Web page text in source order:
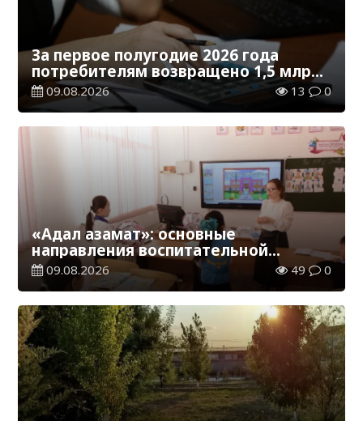
За первое полугодие 2026 года
потребителям возвращено 1,5 млрд
тенге
09.08.2026 13 0
«Адал азамат»: основные
направления воспитательной
работы в новом учебном году
09.08.2026 49 0